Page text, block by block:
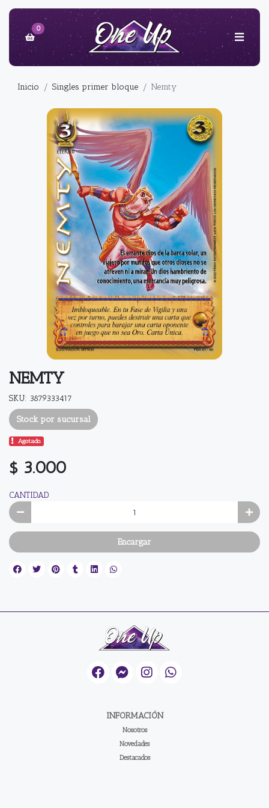
0
Inicio Singles primer bloque Nemty
NEMTY
SKU: 3879333417
Stock por sucursal
Agotado.
$ 3.000
CANTIDAD
Encargar
INFORMACIÓN
Nosotros
Novedades
Destacados